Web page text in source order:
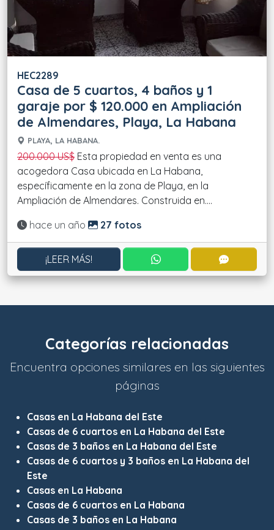
HEC2289
Casa de 5 cuartos, 4 baños y 1
garaje por $ 120.000 en Ampliación
de Almendares, Playa, La Habana
PLAYA, LA HABANA.
200.000 US$ Esta propiedad en venta es una
acogedora Casa ubicada en La Habana,
específicamente en la zona de Playa, en la
Ampliación de Almendares. Construida en....
Actualizado:
hace un año 27 fotos
¡LEER MÁS! CONTACTAR POR
Categorías relacionadas
Encuentra opciones similares en las siguientes
páginas
Casas en La Habana del Este
Casas de 6 cuartos en La Habana del Este
Casas de 3 baños en La Habana del Este
Casas de 6 cuartos y 3 baños en La Habana del
Este
Casas en La Habana
Casas de 6 cuartos en La Habana
Casas de 3 baños en La Habana